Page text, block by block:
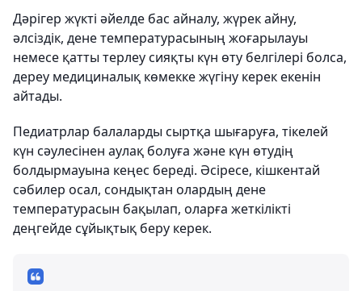
Дәрігер жүкті әйелде бас айналу, жүрек айну,
әлсіздік, дене температурасының жоғарылауы
немесе қатты терлеу сияқты күн өту белгілері болса,
дереу медициналық көмекке жүгіну керек екенін
айтады.
Педиатрлар балаларды сыртқа шығаруға, тікелей
күн сәулесінен аулақ болуға және күн өтудің
болдырмауына кеңес береді. Әсіресе, кішкентай
сәбилер осал, сондықтан олардың дене
температурасын бақылап, оларға жеткілікті
деңгейде сұйықтық беру керек.